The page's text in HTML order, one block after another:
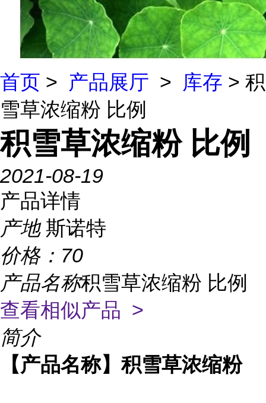
首页 > 产品展厅 > 库存 > 积
雪草浓缩粉 比例
积雪草浓缩粉 比例
2021-08-19
产品详情
产地 斯诺特
价格： 70
产品名称积雪草浓缩粉 比例
查看相似产品 >
简介
【产品名称】积雪草浓缩粉